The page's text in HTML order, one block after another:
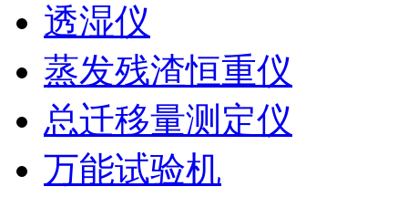
透湿仪
蒸发残渣恒重仪
总迁移量测定仪
万能试验机